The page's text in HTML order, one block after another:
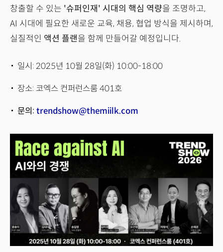
창출할 수 있는 '슈퍼인재' 시대의 핵심 역량을 조명하고,
AI 시대에 필요한 새로운 교육, 채용, 협업 방식을 제시하며,
실질적인 액션 플랜을 함께 만들어갈 예정입니다.
일시: 2025년 10월 28일(화) 10:00-18:00
장소: 코엑스 컨퍼런스룸 401호
문의: trendshow@themiilk.com